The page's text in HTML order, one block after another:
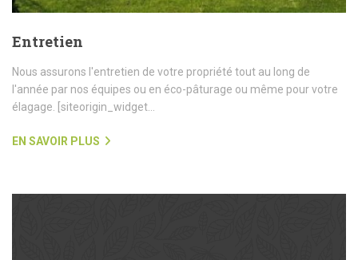
Entretien
Nous assurons l'entretien de votre propriété tout au long de
l'année par nos équipes ou en éco-pâturage ou même pour votre
élagage. [siteorigin_widget...
EN SAVOIR PLUS